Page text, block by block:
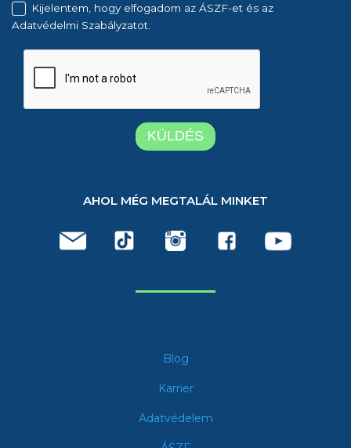
Kijelentem, hogy elfogadom az ÁSZF-et és az
Adatvédelmi Szabályzatot.
AHOL MÉG MEGTALÁL MINKET
Blog
Karrier
Adatvédelem